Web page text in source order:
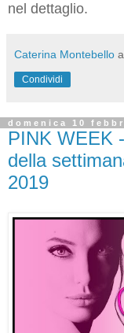
nel dettaglio.
Caterina Montebello
Condividi
domenica 10
PINK WEEK
della
2019